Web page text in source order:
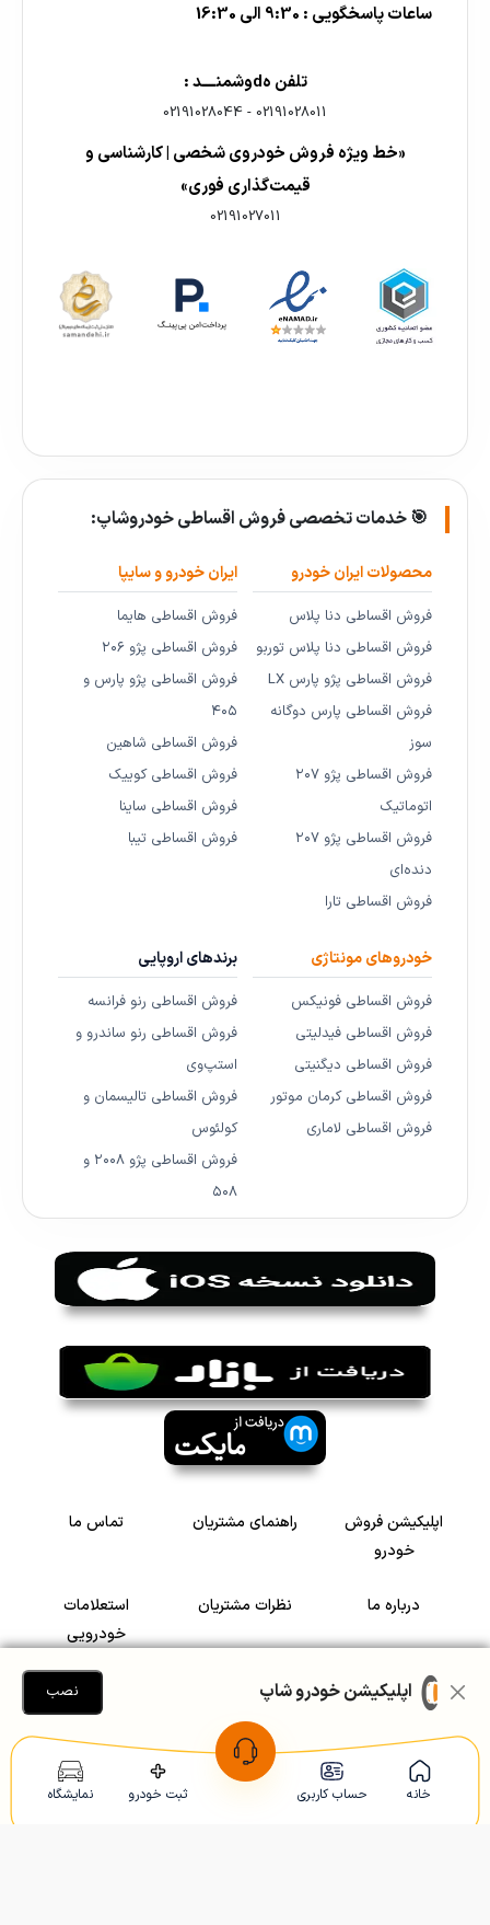
خانه حساب کاربری ثبت خودرو نمایشگاه
ساعات پاسخگویی : 9:30 الی 16:30
تلفن هdوشمنــــد :
02191028011
-
02191028044
«خط ویژه فروش خودروی شخصی | کارشناسی و
قیمت‌گذاری فوری»
02191027011
🎯 خدمات تخصصی فروش اقساطی خودروشاپ:
محصولات ایران خودرو
فروش اقساطی دنا پلاس
فروش اقساطی دنا پلاس توربو
فروش اقساطی پژو پارس LX
فروش اقساطی پارس دوگانه
سوز
فروش اقساطی پژو ۲۰۷
اتوماتیک
فروش اقساطی پژو ۲۰۷
دنده‌ای
فروش اقساطی تارا
ایران خودرو و سایپا
فروش اقساطی هایما
فروش اقساطی پژو ۲۰۶
فروش اقساطی پژو پارس و
۴۰۵
فروش اقساطی شاهین
فروش اقساطی کوییک
فروش اقساطی ساینا
فروش اقساطی تیبا
خودروهای مونتاژی
فروش اقساطی فونیکس
فروش اقساطی فیدلیتی
فروش اقساطی دیگنیتی
فروش اقساطی کرمان موتور
فروش اقساطی لاماری
برندهای اروپایی
فروش اقساطی رنو فرانسه
فروش اقساطی رنو ساندرو و
استپ‌وی
فروش اقساطی تالیسمان و
کولئوس
فروش اقساطی پژو ۲۰۰۸ و
۵۰۸
اپلیکیشن فروش
خودرو
راهنمای مشتریان تماس ما
درباره ما نظرات مشتریان
استعلامات
خودرویی
سرمایه گذاری در
رضایت مشتریان
Copyright © 2005-2026 Khodroshop.ir
اپلیکیشن خودرو شاپ نصب